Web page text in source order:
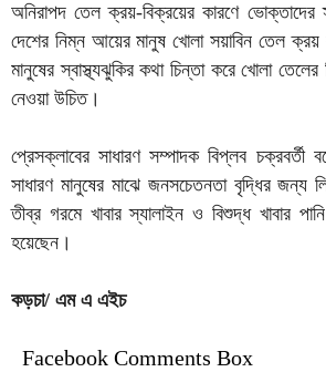
অনিরাপদ তেল ক্রয়-বিক্রয়ের কারণে ভোক্তাদের
দেশের নিম্ন আয়ের মানুষ খোলা সয়াবিন তেল ক্রয়
মানুষের স্বাস্থ্যঝুকির কথা চিন্তা করে খোলা
নেওয়া উচিত।
প্রেসক্লাবের সাধারণ সম্পাদক বিপ্লব চক্রবর্তী
সাধারণ মানুষের মাঝে জনসচেতনতা বৃদ্ধির জন্য
তীব্র গরমে খাবার স্যালাইন ও বিশুদ্ধ খাবার
হয়েছেন।
কড়চা/ এম এ এইচ
Facebook Comments Box